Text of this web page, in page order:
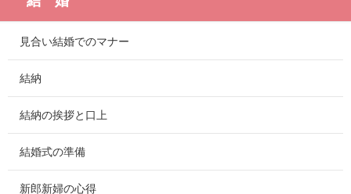
見合い結婚でのマナー
結納
結納の挨拶と口上
結婚式の準備
新郎新婦の心得